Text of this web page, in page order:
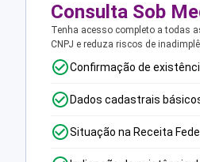
Consulta Sob
Tenha acesso completo a todas
CNPJ e reduza riscos de
Confirmação de
Dados cadastrais
Situação na Receita